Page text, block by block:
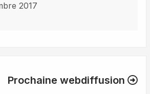
2017
Prochaine webdiffusion